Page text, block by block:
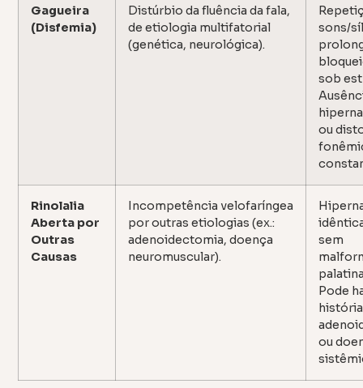
Gagueira
(Disfemia)
Distúrbio da fluência da fala,
de etiologia multifatorial
(genética, neurológica).
sons/
sob
ou
Rinolalia
Aberta por
Outras
Causas
Incompetência velofaríngea
por outras etiologias (ex.:
adenoidectomia, doença
neuromuscular).
sem
Pode
ou